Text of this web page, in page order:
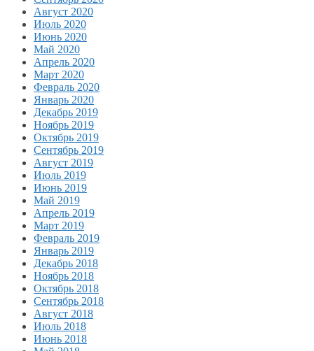
Август 2020
Июль 2020
Июнь 2020
Май 2020
Апрель 2020
Март 2020
Февраль 2020
Январь 2020
Декабрь 2019
Ноябрь 2019
Октябрь 2019
Сентябрь 2019
Август 2019
Июль 2019
Июнь 2019
Май 2019
Апрель 2019
Март 2019
Февраль 2019
Январь 2019
Декабрь 2018
Ноябрь 2018
Октябрь 2018
Сентябрь 2018
Август 2018
Июль 2018
Июнь 2018